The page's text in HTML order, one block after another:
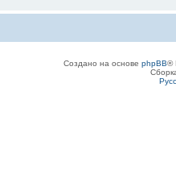
Создано на основе phpBB®